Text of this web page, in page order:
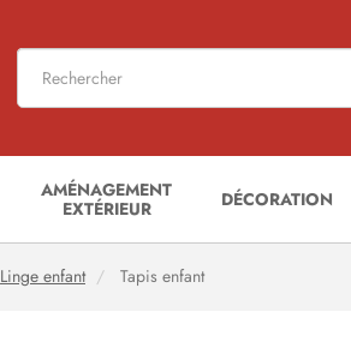
AMÉNAGEMENT
EXTÉRIEUR
DÉCORATION
Linge enfant Tapis enfant